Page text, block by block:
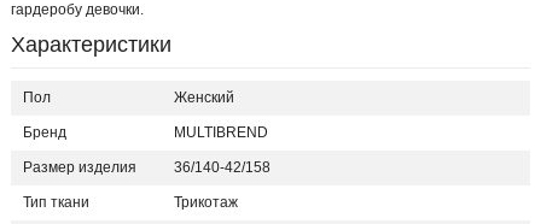
гардеробу девочки.
Характеристики
Пол Женский
Бренд MULTIBREND
Размер изделия 36/140-42/158
Тип ткани Трикотаж